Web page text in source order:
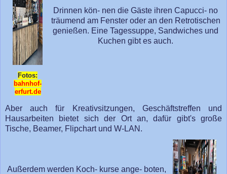
Fotos:
bahnhof-
erfurt.de
Drinnen kön- nen die Gäste ihren Capucci- no
träumend am Fenster oder an den Retrotischen
genießen. Eine Tagessuppe, Sandwiches und
Kuchen gibt es auch.
Aber auch für Kreativsitzungen, Geschäftstreffen und
Hausarbeiten bietet sich der Ort an, dafür gibt's große
Tische, Beamer, Flipchart und W-LAN.
Außerdem werden Koch- kurse ange- boten,